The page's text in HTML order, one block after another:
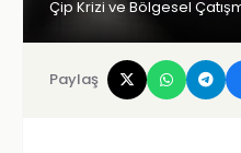
Çip Krizi ve Bölgesel
Paylaş